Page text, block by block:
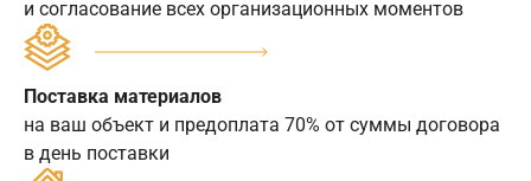
и согласование всех организационных моментов
Поставка материалов
на ваш объект и предоплата 70% от суммы договора
в день поставки